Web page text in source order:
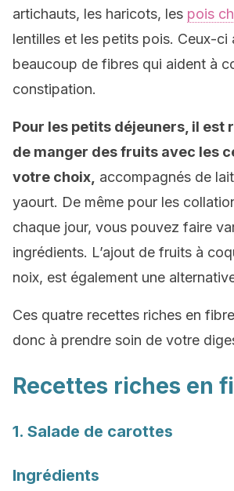
artichauts, les haricots, les pois
lentilles et les petits pois. Ceux-ci
beaucoup de fibres qui aident à
constipation.
Pour les petits déjeuners, il est
de manger des fruits avec les
votre choix, accompagnés de
yaourt. De même pour les
chaque jour, vous pouvez faire
ingrédients. L’ajout de fruits à
noix, est également une
Ces quatre recettes riches en
donc à prendre soin de votre
Recettes riches en
1. Salade de carottes
Ingrédients